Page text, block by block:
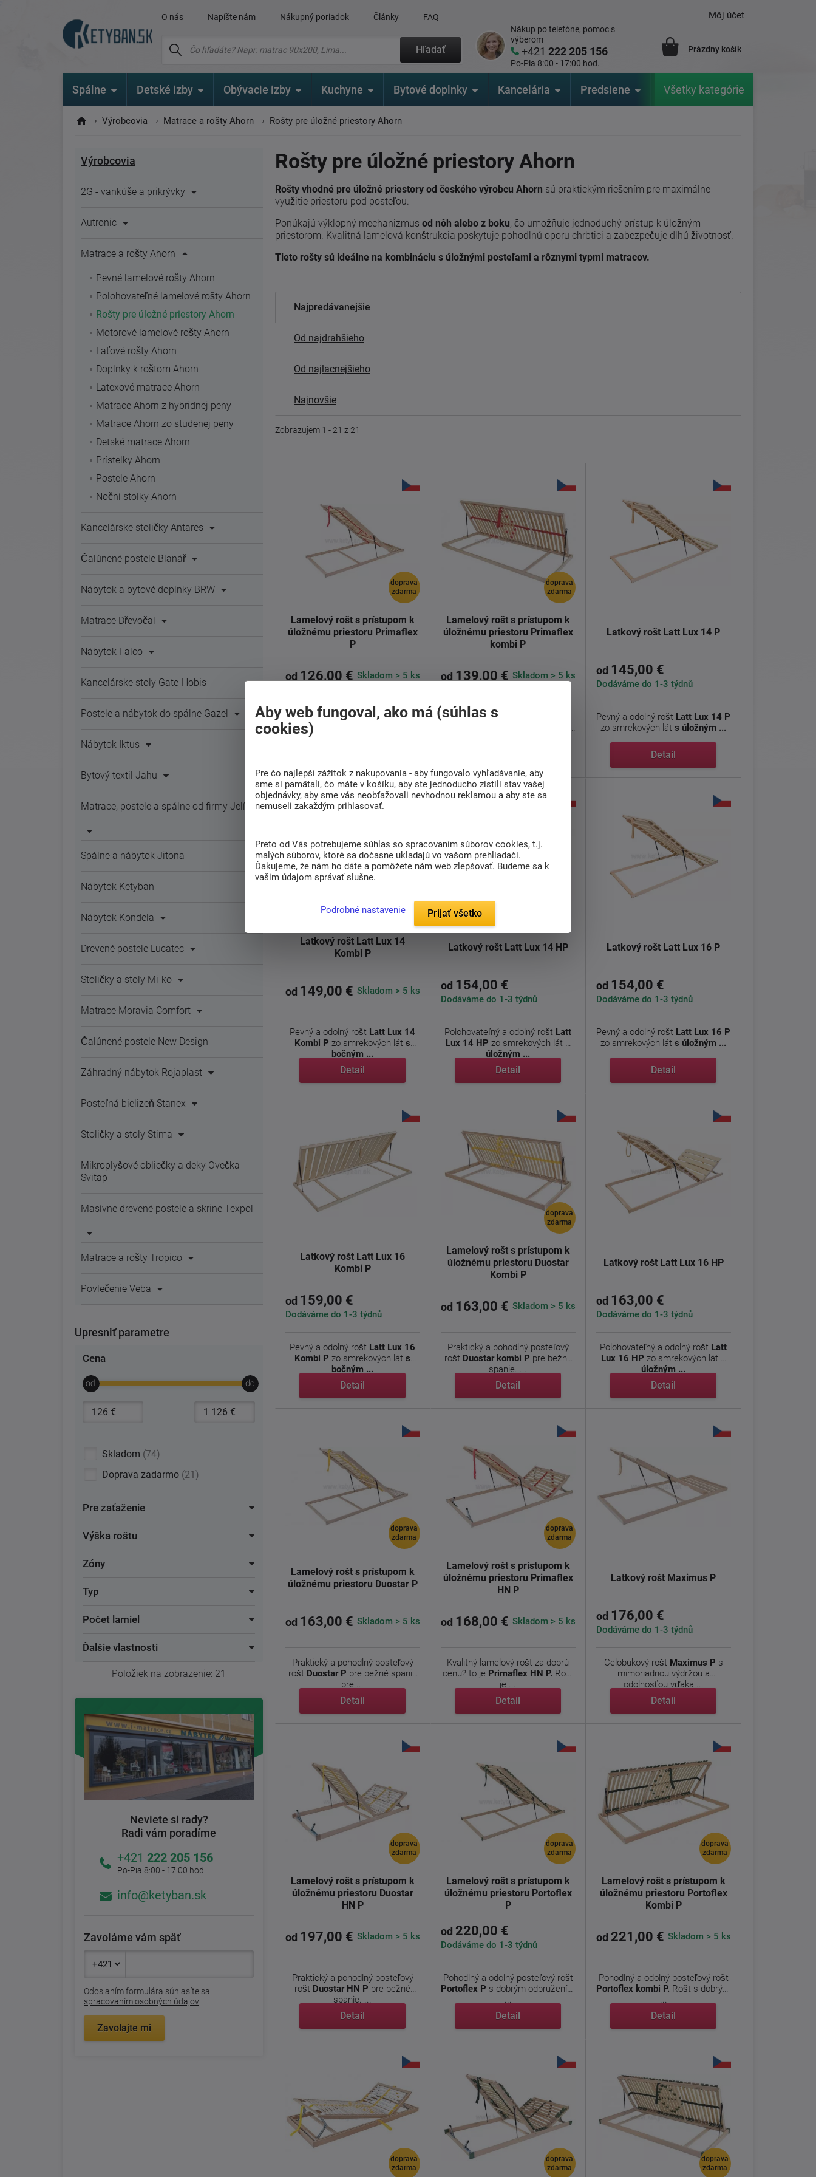
O nás Napíšte nám Nákupný poriadok Články FAQ
Hľadať
Nákup po telefóne, pomoc s
výberom
+421222 205 156
Po-Pia 8:00 - 17:00 hod.
Môj účet
Prázdny košík
Spálne Detské izby Obývacie izby Kuchyne Bytové doplnky Kancelária Predsiene Výrobcovia
Všetky kategórie
Výrobcovia Matrace a rošty Ahorn Rošty pre úložné priestory Ahorn
Výrobcovia
2G - vankúše a prikrývky
Autronic
Matrace a rošty Ahorn
Pevné lamelové rošty Ahorn
Polohovateľné lamelové rošty Ahorn
Rošty pre úložné priestory Ahorn
Motorové lamelové rošty Ahorn
Laťové rošty Ahorn
Doplnky k roštom Ahorn
Latexové matrace Ahorn
Matrace Ahorn z hybridnej peny
Matrace Ahorn zo studenej peny
Detské matrace Ahorn
Prístelky Ahorn
Postele Ahorn
Noční stolky Ahorn
Kancelárske stoličky Antares
Čalúnené postele Blanář
Nábytok a bytové doplnky BRW
Matrace Dřevočal
Nábytok Falco
Kancelárske stoly Gate-Hobis
Postele a nábytok do spálne Gazel
Nábytok Iktus
Bytový textil Jahu
Matrace, postele a spálne od firmy Jelínek
Spálne a nábytok Jitona
Nábytok Ketyban
Nábytok Kondela
Drevené postele Lucatec
Stoličky a stoly Mi-ko
Matrace Moravia Comfort
Čalúnené postele New Design
Záhradný nábytok Rojaplast
Posteľná bielizeň Stanex
Stoličky a stoly Stima
Mikroplyšové obliečky a deky Ovečka
Svitap
Masívne drevené postele a skrine Texpol
Matrace a rošty Tropico
Povlečenie Veba
Upresniť parametre
Cena
Skladom 74
Doprava zadarmo 21
Pre zaťaženie
Výška roštu
Zóny
Typ
Počet lamiel
Ďalšie vlastnosti
Položiek na zobrazenie: 21
Neviete si rady?
Radi vám poradíme
+421 222 205 156
Po-Pia 8:00 - 17:00 hod.
info@ketyban.sk
Zavoláme vám späť
Odoslaním formulára súhlasíte sa
spracovaním osobných údajov
Zavolajte mi
Rošty pre úložné priestory Ahorn
Rošty vhodné pre úložné priestory od českého výrobcu Ahorn sú praktickým riešením pre maximálne
využitie priestoru pod posteľou.
Ponúkajú výklopný mechanizmus od nôh alebo z boku, čo umožňuje jednoduchý prístup k úložným
priestorom. Kvalitná lamelová konštrukcia poskytuje pohodlnú oporu chrbtici a zabezpečuje dlhú životnosť.
Tieto rošty sú ideálne na kombináciu s úložnými posteľami a rôznymi typmi matracov.
Najpredávanejšie
Od najdrahšieho
Od najlacnejšieho
Najnovšie
Zobrazujem 1 - 21 z 21
doprava
zdarma
Lamelový rošt s prístupom k
úložnému priestoru Primaflex
P
od 126,00 € Skladom > 5 ks
Kvalitný lamelový rošt za dobrú
cenu? to je
doprava
zdarma
Lamelový rošt s prístupom k
úložnému priestoru Primaflex
kombi P
od 139,00 € Skladom > 5 ks
Kvalitný lamelový rošt za dobrú
Latkový rošt Latt Lux 14 P
od 145,00 €
Dodáváme do 1-3 týdnů
Pevný a odolný rošt Latt Lux 14 P
zo smrekových láts úložným ...
Detail
Latkový rošt Latt Lux 14
Kombi P
od 149,00 € Skladom > 5 ks
Pevný a odolný rošt Latt Lux 14
Kombi P zo smrekových láts
bočným ...
Detail
Latkový rošt Latt Lux 14 HP
od 154,00 €
Dodáváme do 1-3 týdnů
Polohovateľný a odolný rošt Latt
Lux 14 HP zo smrekových lát s
úložným ...
Detail
Latkový rošt Latt Lux 16 P
od 154,00 €
Dodáváme do 1-3 týdnů
Pevný a odolný rošt Latt Lux 16 P
zo smrekových láts úložným ...
Detail
Latkový rošt Latt Lux 16
Kombi P
od 159,00 €
Dodáváme do 1-3 týdnů
Pevný a odolný rošt Latt Lux 16
Kombi P zo smrekových láts
bočným ...
Detail
doprava
zdarma
Lamelový rošt s prístupom k
úložnému priestoru Duostar
Kombi P
od 163,00 € Skladom > 5 ks
Praktický a pohodlný posteľový
rošt Duostar kombi P pre bežné
spanie. ...
Detail
Latkový rošt Latt Lux 16 HP
od 163,00 €
Dodáváme do 1-3 týdnů
Polohovateľný a odolný rošt Latt
Lux 16 HP zo smrekových lát s
úložným ...
Detail
doprava
zdarma
Lamelový rošt s prístupom k
úložnému priestoru Duostar P
od 163,00 € Skladom > 5 ks
Praktický a pohodlný posteľový
rošt Duostar P pre bežné spanie
pre ...
Detail
doprava
zdarma
Lamelový rošt s prístupom k
úložnému priestoru Primaflex
HN P
od 168,00 € Skladom > 5 ks
Kvalitný lamelový rošt za dobrú
cenu? to je Primaflex HN P. Rošt
je ...
Detail
Latkový rošt Maximus P
od 176,00 €
Dodáváme do 1-3 týdnů
Celobukový rošt Maximus P s
mimoriadnou výdržou a
odolnosťou vďaka ...
Detail
doprava
zdarma
Lamelový rošt s prístupom k
úložnému priestoru Duostar
HN P
od 197,00 € Skladom > 5 ks
Praktický a pohodlný posteľový
rošt Duostar HN P pre bežné
spanie. ...
Detail
doprava
zdarma
Lamelový rošt s prístupom k
úložnému priestoru Portoflex
P
od 220,00 €
Dodáváme do 1-3 týdnů
Pohodlný a odolný posteľový rošt
Portoflex P s dobrým odpružením
...
Detail
doprava
zdarma
Lamelový rošt s prístupom k
úložnému priestoru Portoflex
Kombi P
od 221,00 € Skladom > 5 ks
Pohodlný a odolný posteľový rošt
Portoflex kombi P. Rošt s dobrým
...
Detail
doprava
zdarma
doprava
zdarma
doprava
zdarma
Aby web fungoval, ako má (súhlas s
cookies)
Pre čo najlepší zážitok z nakupovania - aby fungovalo vyhľadávanie, aby
sme si pamätali, čo máte v košíku, aby ste jednoducho zistili stav vašej
objednávky, aby sme vás neobťažovali nevhodnou reklamou a aby ste sa
nemuseli zakaždým prihlasovať.
Preto od Vás potrebujeme súhlas so spracovaním súborov cookies, t.j.
malých súborov, ktoré sa dočasne ukladajú vo vašom prehliadači.
Ďakujeme, že nám ho dáte a pomôžete nám web zlepšovať. Budeme sa k
vašim údajom správať slušne.
Podrobné nastavenie Prijať všetko